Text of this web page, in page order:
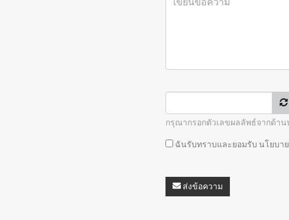
กรุณากรอกตัวเลขผลลัพธ์จากด้า
ฉันรับทราบและยอมรับ นโยบา
ส่งข้อความ